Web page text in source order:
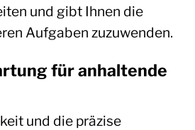
und gibt Ihnen die
Aufgaben zuzuwenden.
für anhaltende
und die präzise